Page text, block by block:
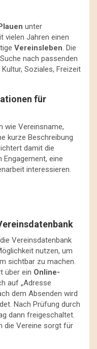
unter
vielen Jahren einen
Vereinsleben. Die
nach passenden
Soziales, Freizeit
für
wie Vereinsname,
kurze Beschreibung
damit die
eine
interessieren.
Vereinsdatenbank
nutzen, um
sichtbar zu machen.
über ein Online-
auf „Adresse
dem Absenden wird
Nach Prüfung durch
dann freigeschaltet.
die Vereine sorgt für